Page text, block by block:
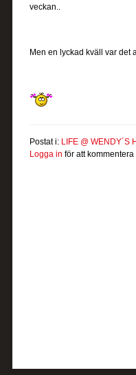
veckan..
Men en lyckad kväll var det
Postat i: LIFE @ WENDY´S
Logga in för att kommentera